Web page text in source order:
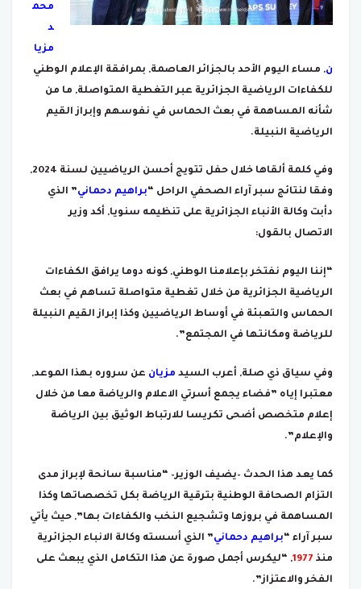
محم
د
مزيا
ن, مساء اليوم الأحد بالجزائر العاصمة, بمرافقة الإعلام الوطني
للكفاءات الرياضية الجزائرية عبر التغطية المتواصلة, ما من
شأنه المساهمة في بعث الحماس في نفوسهم وإبراز القيم
الرياضية النبيلة.
وفي كلمة ألقاها خلال حفل تتويج أحسن الرياضيين لسنة 2024,
وفقا لنتائج سبر آراء الصحفي الراحل “براهيم دحماني” الذي
دأبت وكالة الأنباء الجزائرية على تنظيمه سنويا, أكد وزير
الاتصال بالقول:
“إننا اليوم نفتخر بإعلامنا الوطني, كونه دوما يرافق الكفاءات
الرياضية الجزائرية من خلال تغطية متواصلة تساهم في بعث
الحماس والتعبئة في أوساط الرياضيين وكذا إبراز القيم النبيلة
للرياضة ومكانتها في المجتمع”.
وفي سياق ذي صلة, أعرب السيد مزيان عن سروره بهذا الموعد,
معتبرا إياه ”فضاء يجمع أسرتي الاعلام والرياضة معا من خلال
إعلام متخصص أضحى تكريسا للارتباط الوثيق بين الرياضة
والإعلام”.
كما يعد هذا الحدث –يضيف الوزير– “مناسبة سانحة لإبراز مدى
التزام الصحافة الوطنية بترقية الرياضة بكل تخصصاتها وكذا
المساهمة في بروزها وتشجيع النخب والكفاءات بها”, حيث يأتي
سبر آراء “براهيم دحماني” الذي أسسته وكالة الانباء الجزائرية
منذ 1977, “ليكرس أجمل صورة عن هذا التكامل الذي يبعث على
الفخر والاعتزاز”.